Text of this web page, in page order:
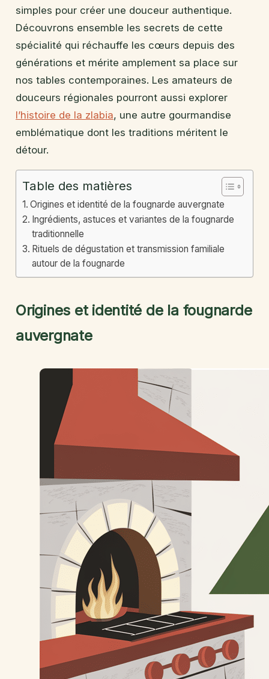
simples pour créer une douceur authentique.
Découvrons ensemble les secrets de cette
spécialité qui réchauffe les cœurs depuis des
générations et mérite amplement sa place sur
nos tables contemporaines. Les amateurs de
douceurs régionales pourront aussi explorer
l’histoire de la zlabia, une autre gourmandise
emblématique dont les traditions méritent le
détour.
Table des matières
Origines et identité de la fougnarde auvergnate
Ingrédients, astuces et variantes de la fougnarde
traditionnelle
Rituels de dégustation et transmission familiale
autour de la fougnarde
Origines et identité de la fougnarde
auvergnate